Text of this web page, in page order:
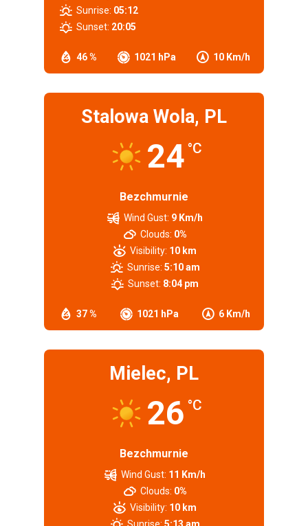
46 % 1021 hPa 10 Km/h
Sunrise: 05:12
Sunset: 20:05
Stalowa Wola, PL
24 °C
Bezchmurnie
37 % 1021 hPa 6 Km/h
Wind Gust: 9 Km/h
Clouds: 0%
Visibility: 10 km
Sunrise: 5:10 am
Sunset: 8:04 pm
Mielec, PL
26 °C
Bezchmurnie
Wind Gust: 11 Km/h
Clouds: 0%
Visibility: 10 km
Sunrise: 5:13 am